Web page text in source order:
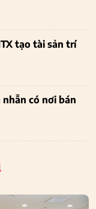
tạo tài sản trí
có nơi bán